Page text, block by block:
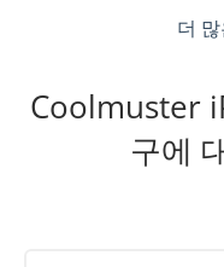
더
Coolmuster
구에